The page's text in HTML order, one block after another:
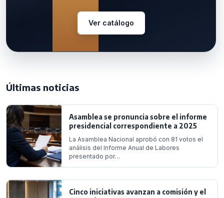
Ver catálogo
Últimas noticias
Asamblea se pronuncia sobre el informe
presidencial correspondiente a 2025
La Asamblea Nacional aprobó con 81 votos el
análisis del Informe Anual de Labores
presentado por…
Cinco iniciativas avanzan a comisión y el